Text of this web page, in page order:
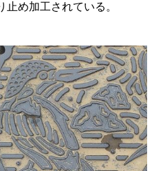
め加工されている。